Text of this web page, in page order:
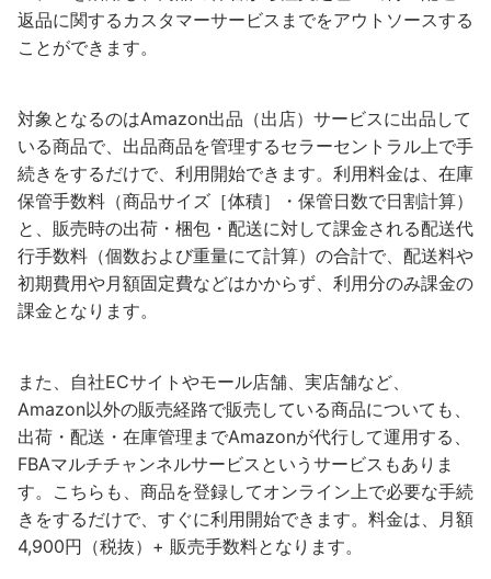
返品に関するカスタマーサービスまでをアウトソースする
ことができます。
対象となるのはAmazon出品（出店）サービスに出品して
いる商品で、出品商品を管理するセラーセントラル上で手
続きをするだけで、利用開始できます。利用料金は、在庫
保管手数料（商品サイズ［体積］・保管日数で日割計算）
と、販売時の出荷・梱包・配送に対して課金される配送代
行手数料（個数および重量にて計算）の合計で、配送料や
初期費用や月額固定費などはかからず、利用分のみ課金の
課金となります。
また、自社ECサイトやモール店舗、実店舗など、
Amazon以外の販売経路で販売している商品についても、
出荷・配送・在庫管理までAmazonが代行して運用する、
FBAマルチチャンネルサービスというサービスもありま
す。こちらも、商品を登録してオンライン上で必要な手続
きをするだけで、すぐに利用開始できます。料金は、月額
4,900円（税抜）+ 販売手数料となります。